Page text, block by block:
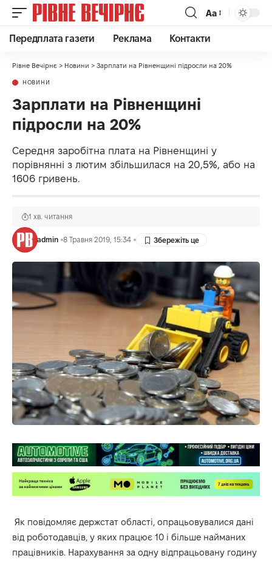
Аа
Передплата газети Реклама Контакти
Рівне Вечірнє > Новини > Зарплати на Рівненщині підросли на 20%
НОВИНИ
Зарплати на Рівненщині
підросли на 20%
Середня заробітна плата на Рівненщині у
порівнянні з лютим збільшилася на 20,5%, або на
1606 гривень.
admin 8 Травня 2019, 15:34
1 хв. читання
Як повідомляє держстат області, опрацьовувалися дані
від роботодавців, у яких працює 10 і більше найманих
працівників. Нарахування за одну відпрацьовану годину